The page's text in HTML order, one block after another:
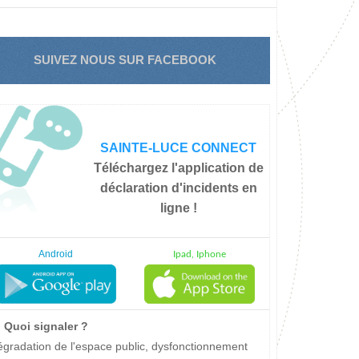
SUIVEZ NOUS SUR FACEBOOK
SAINTE-LUCE CONNECT
Téléchargez l'application de
déclaration d'incidents en
ligne !
Android Ipad, Iphone
Quoi signaler ?
de l'espace public, dysfonctionnement